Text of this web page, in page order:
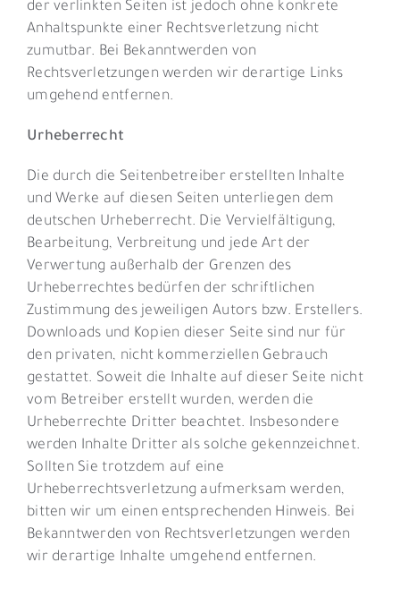
der verlinkten Seiten ist jedoch ohne konkrete
Anhaltspunkte einer Rechtsverletzung nicht
zumutbar. Bei Bekanntwerden von
Rechtsverletzungen werden wir derartige Links
umgehend entfernen.
Urheberrecht
Die durch die Seitenbetreiber erstellten Inhalte
und Werke auf diesen Seiten unterliegen dem
deutschen Urheberrecht. Die Vervielfältigung,
Bearbeitung, Verbreitung und jede Art der
Verwertung außerhalb der Grenzen des
Urheberrechtes bedürfen der schriftlichen
Zustimmung des jeweiligen Autors bzw. Erstellers.
Downloads und Kopien dieser Seite sind nur für
den privaten, nicht kommerziellen Gebrauch
gestattet. Soweit die Inhalte auf dieser Seite nicht
vom Betreiber erstellt wurden, werden die
Urheberrechte Dritter beachtet. Insbesondere
werden Inhalte Dritter als solche gekennzeichnet.
Sollten Sie trotzdem auf eine
Urheberrechtsverletzung aufmerksam werden,
bitten wir um einen entsprechenden Hinweis. Bei
Bekanntwerden von Rechtsverletzungen werden
wir derartige Inhalte umgehend entfernen.